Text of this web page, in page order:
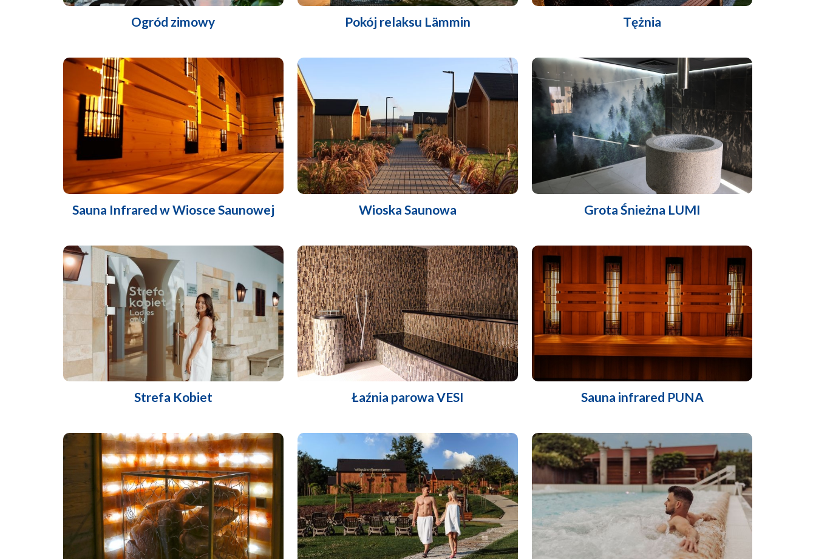
Ogród zimowy Pokój relaksu Lämmin Tężnia
Sauna Infrared w Wiosce Saunowej Wioska Saunowa Grota Śnieżna LUMI
Strefa Kobiet Łaźnia parowa VESI Sauna infrared PUNA